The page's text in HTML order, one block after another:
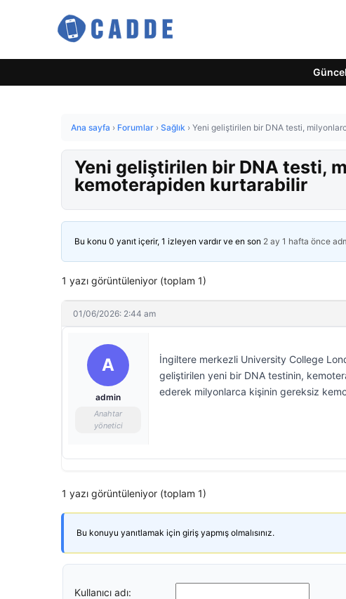
Ana sayfa › Forumlar › Sağlık › Yeni geliştirilen bir DNA testi,
Yeni geliştirilen bir DNA testi,
kemoterapiden kurtarabilir
Bu konu 0 yanıt içerir, 1 izleyen vardır ve en son 2 ay 1 hafta önce
1 yazı görüntüleniyor (toplam 1)
01/06/2026: 2:44 am
A
admin
Anahtar
yönetici
İngiltere merkezli University College
geliştirilen yeni bir DNA testinin,
ederek milyonlarca kişinin gereksiz
1 yazı görüntüleniyor (toplam 1)
Bu konuyu yanıtlamak için giriş yapmış olmalısınız.
Kullanıcı adı: